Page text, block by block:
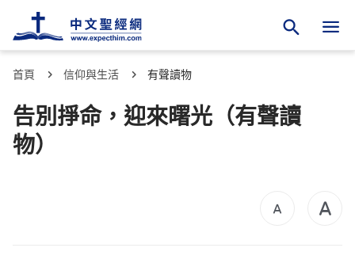
首頁 信仰與生活 有聲讀物
告別掙命，迎來曙光（有聲讀
物）